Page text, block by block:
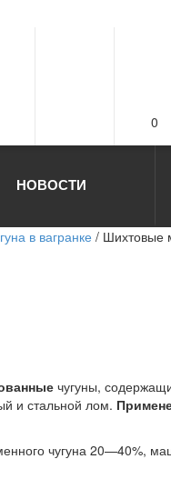
0
НОВОСТИ
в вагранке / Шихтовые
чугуны,
и стальной лом.
чугуна 20—40%,